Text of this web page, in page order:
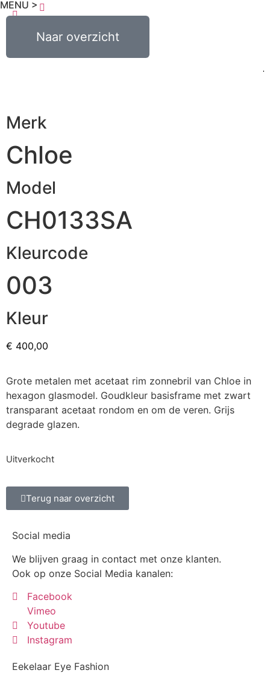
MENU >
Naar overzicht
0,00 0
Merk
Chloe
Model
CH0133SA
Kleurcode
003
Kleur
€ 400,00
Grote metalen met acetaat rim zonnebril van Chloe in
hexagon glasmodel. Goudkleur basisframe met zwart
transparant acetaat rondom en om de veren. Grijs
degrade glazen.
Uitverkocht
Terug naar overzicht
Social media
We blijven graag in contact met onze klanten.
Ook op onze Social Media kanalen:
Facebook
Vimeo
Youtube
Instagram
Eekelaar Eye Fashion